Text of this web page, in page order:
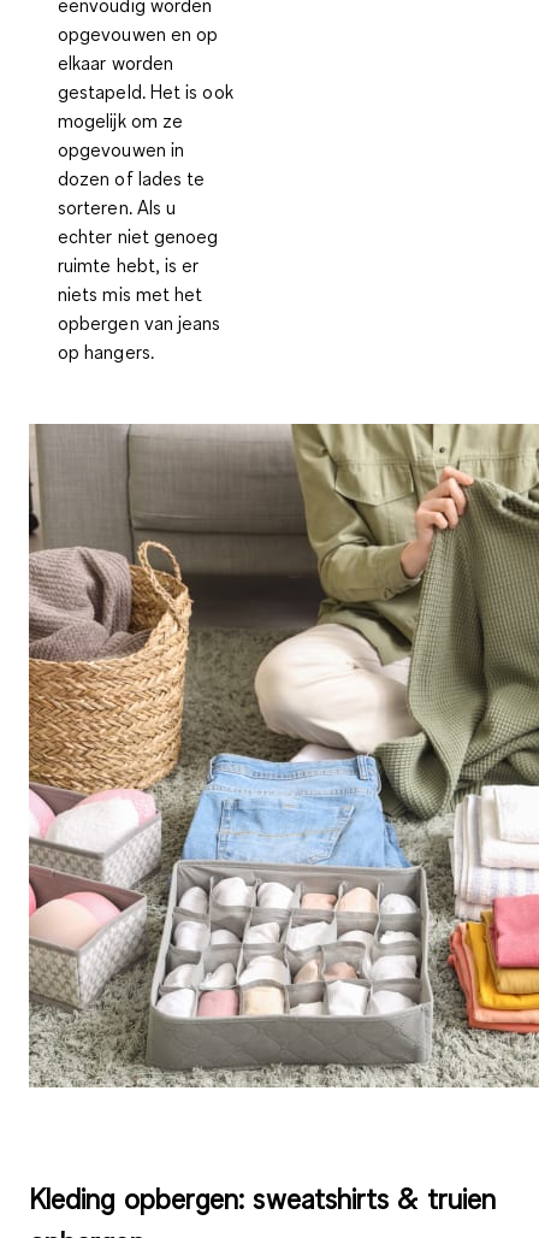
eenvoudig worden
opgevouwen en op
elkaar worden
gestapeld. Het is ook
mogelijk om ze
opgevouwen in
dozen of lades te
sorteren. Als u
echter niet genoeg
ruimte hebt, is er
niets mis met het
opbergen van jeans
op hangers.
Kleding opbergen: sweatshirts & truien